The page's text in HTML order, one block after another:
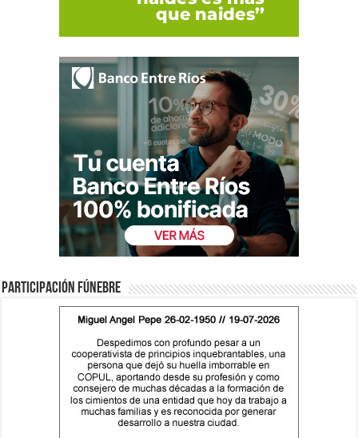
Participación fúnebre